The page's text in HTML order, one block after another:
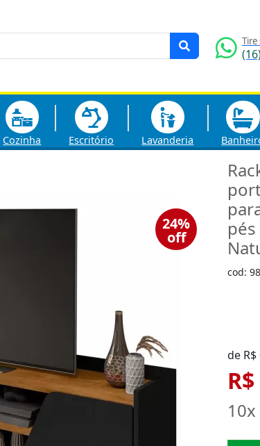
Tire
Cozinha Escritório Lavanderia
24%
off
cod:
de R$
10x